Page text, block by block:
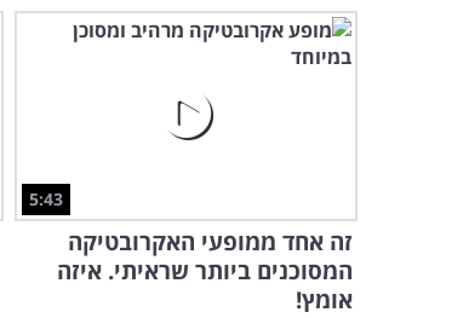
5:43
זה אחד ממופעי האקרובטיקה
המסוכנים ביותר שראיתי. איזה
אומץ!